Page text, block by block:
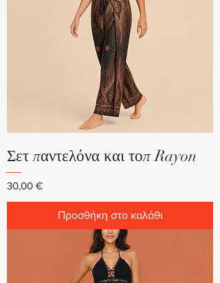
Σετ παντελόνα και τοπ Rayon
Τιμή
30,00 €
Προσθήκη στο καλάθι